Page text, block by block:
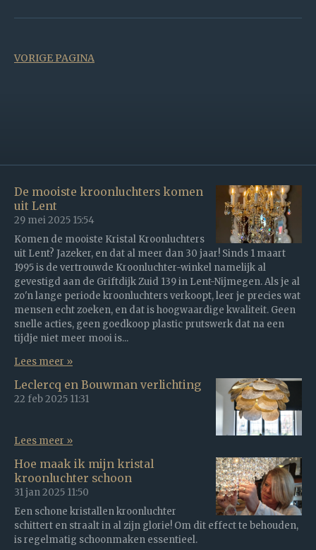
VORIGE PAGINA
De mooiste kroonluchters komen
uit Lent
29 mei 2025 15:54
Komen de mooiste Kristal Kroonluchters
uit Lent? Jazeker, en dat al meer dan 30 jaar! Sinds 1 maart
1995 is de vertrouwde Kroonluchter-winkel namelijk al
gevestigd aan de Griftdijk Zuid 139 in Lent-Nijmegen. Als je al
zo'n lange periode kroonluchters verkoopt, leer je precies wat
mensen echt zoeken, en dat is hoogwaardige kwaliteit. Geen
snelle acties, geen goedkoop plastic prutswerk dat na een
tijdje niet meer mooi is...
Lees meer »
Leclercq en Bouwman verlichting
22 feb 2025 11:31
Lees meer »
Hoe maak ik mijn kristal
kroonluchter schoon
31 jan 2025 11:50
Een schone kristallen kroonluchter
schittert en straalt in al zijn glorie! Om dit effect te behouden,
is regelmatig schoonmaken essentieel.